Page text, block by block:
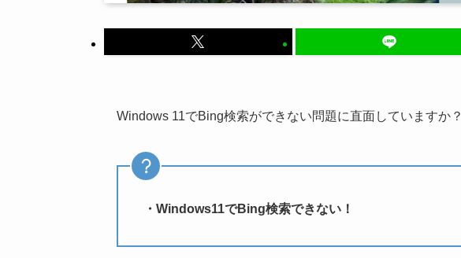
Windows 11でBing検索ができない問題に直面していますか？
・Windows11でBing検索できない！